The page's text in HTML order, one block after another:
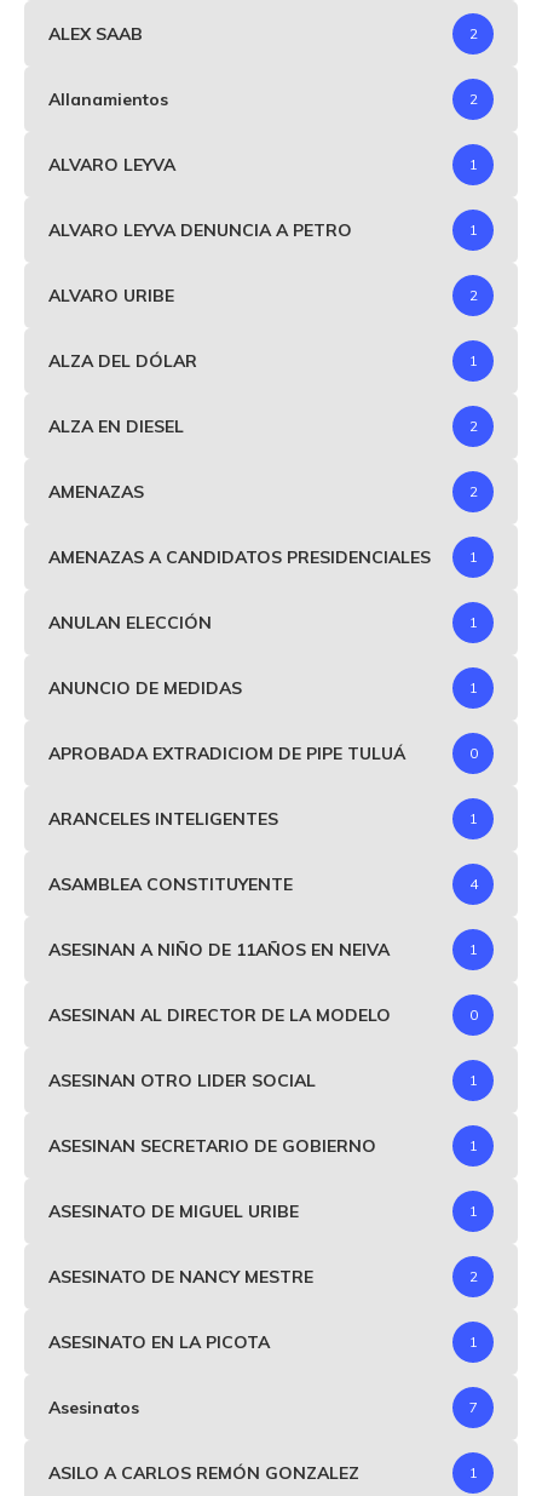
ALEX SAAB 2
Allanamientos 2
ALVARO LEYVA 1
ALVARO LEYVA DENUNCIA A PETRO 1
ALVARO URIBE 2
ALZA DEL DÓLAR 1
ALZA EN DIESEL 2
AMENAZAS 2
AMENAZAS A CANDIDATOS PRESIDENCIALES 1
ANULAN ELECCIÓN 1
ANUNCIO DE MEDIDAS 1
APROBADA EXTRADICIOM DE PIPE TULUÁ 0
ARANCELES INTELIGENTES 1
ASAMBLEA CONSTITUYENTE 4
ASESINAN A NIÑO DE 11AÑOS EN NEIVA 1
ASESINAN AL DIRECTOR DE LA MODELO 0
ASESINAN OTRO LIDER SOCIAL 1
ASESINAN SECRETARIO DE GOBIERNO 1
ASESINATO DE MIGUEL URIBE 1
ASESINATO DE NANCY MESTRE 2
ASESINATO EN LA PICOTA 1
Asesinatos 7
ASILO A CARLOS REMÓN GONZALEZ 1